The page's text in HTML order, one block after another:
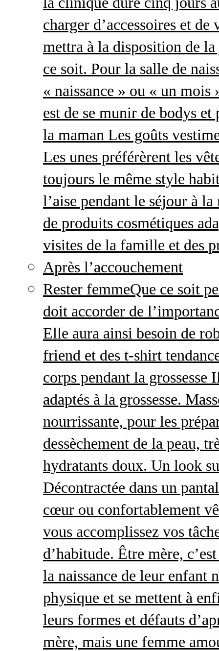
charger d’accessoires et
mettra à la disposition de
ce soit. Pour la salle de
« naissance » ou « un
est de se munir de bodys
la maman Les goûts
Les unes préférèrent les
toujours le même style
l’aise pendant le séjour à
de produits cosmétiques
visites de la famille et des
Après l’accouchement
Rester femmeQue ce soit
doit accorder de
Elle aura ainsi besoin de
friend et des t-shirt
corps pendant la
adaptés à la grossesse.
nourrissante, pour les
dessèchement de la peau,
hydratants doux. Un look
Décontractée dans un
cœur ou confortablement
vous accomplissez vos
d’habitude. Être mère,
la naissance de leur enfant
physique et se mettent à
leurs formes et défauts
mère, mais une femme